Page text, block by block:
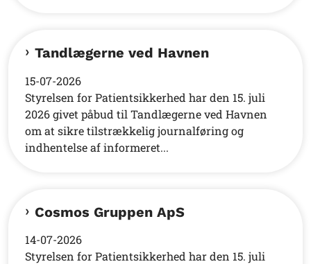
Tandlægerne ved Havnen
15-07-2026
Styrelsen for Patientsikkerhed har den 15. juli
2026 givet påbud til Tandlægerne ved Havnen
om at sikre tilstrækkelig journalføring og
indhentelse af informeret...
Cosmos Gruppen ApS
14-07-2026
Styrelsen for Patientsikkerhed har den 15. juli